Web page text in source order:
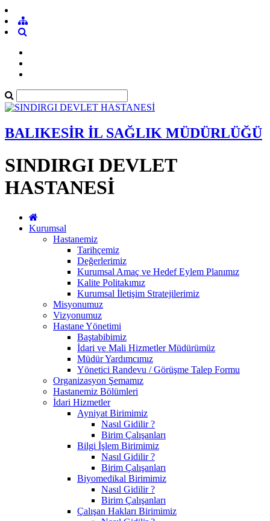
BALIKESİR İL SAĞLIK MÜDÜRLÜĞÜ
SINDIRGI DEVLET
HASTANESİ
Kurumsal
Hastanemiz
Tarihçemiz
Değerlerimiz
Kurumsal Amaç ve Hedef Eylem Planımız
Kalite Politakımız
Kurumsal İletişim Stratejilerimiz
Misyonumuz
Vizyonumuz
Hastane Yönetimi
Baştabibimiz
İdari ve Mali Hizmetler Müdürümüz
Müdür Yardımcımız
Yönetici Randevu / Görüşme Talep Formu
Organizasyon Şemamız
Hastanemiz Bölümleri
İdari Hizmetler
Ayniyat Birimimiz
Nasıl Gidilir ?
Birim Çalışanları
Bilgi İşlem Birimimiz
Nasıl Gidilir ?
Birim Çalışanları
Biyomedikal Birimimiz
Nasıl Gidilir ?
Birim Çalışanları
Çalışan Hakları Birimimiz